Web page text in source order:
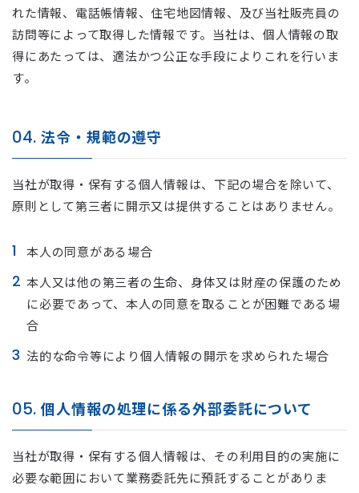
れた情報、電話帳情報、住宅地図情報、及び当社販売員の
訪問等によって取得した情報です。当社は、個人情報の取
得にあたっては、適法かつ公正な手段によりこれを行いま
す。
04. 法令・規範の遵守
当社が取得・保有する個人情報は、下記の場合を除いて、
原則として第三者に開示又は提供することはありません。
本人の同意がある場合
本人又は他の第三者の生命、身体又は財産の保護のため
に必要であって、本人の同意を取ることが困難である場
合
法的な命令等により個人情報の開示を求められた場合
05. 個人情報の処理に係る外部委託について
当社が取得・保有する個人情報は、その利用目的の実施に
必要な範囲において業務委託先に預託することがありま